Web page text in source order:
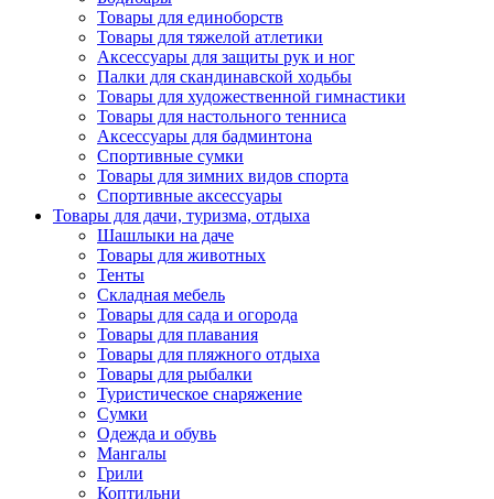
Товары для единоборств
Товары для тяжелой атлетики
Аксессуары для защиты рук и ног
Палки для скандинавской ходьбы
Товары для художественной гимнастики
Товары для настольного тенниса
Аксессуары для бадминтона
Спортивные сумки
Товары для зимних видов спорта
Спортивные аксессуары
Товары для дачи, туризма, отдыха
Шашлыки на даче
Товары для животных
Тенты
Складная мебель
Товары для сада и огорода
Товары для плавания
Товары для пляжного отдыха
Товары для рыбалки
Туристическое снаряжение
Сумки
Одежда и обувь
Мангалы
Грили
Коптильни